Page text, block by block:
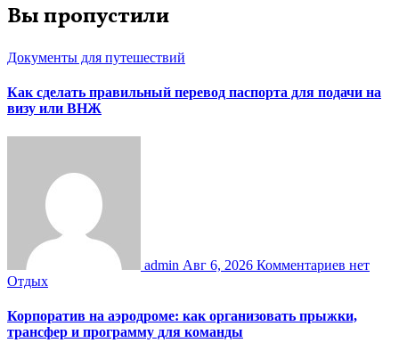
Вы пропустили
Документы для путешествий
Как сделать правильный перевод паспорта для подачи на
визу или ВНЖ
admin Авг 6, 2026 Комментариев нет
Отдых
Корпоратив на аэродроме: как организовать прыжки,
трансфер и программу для команды